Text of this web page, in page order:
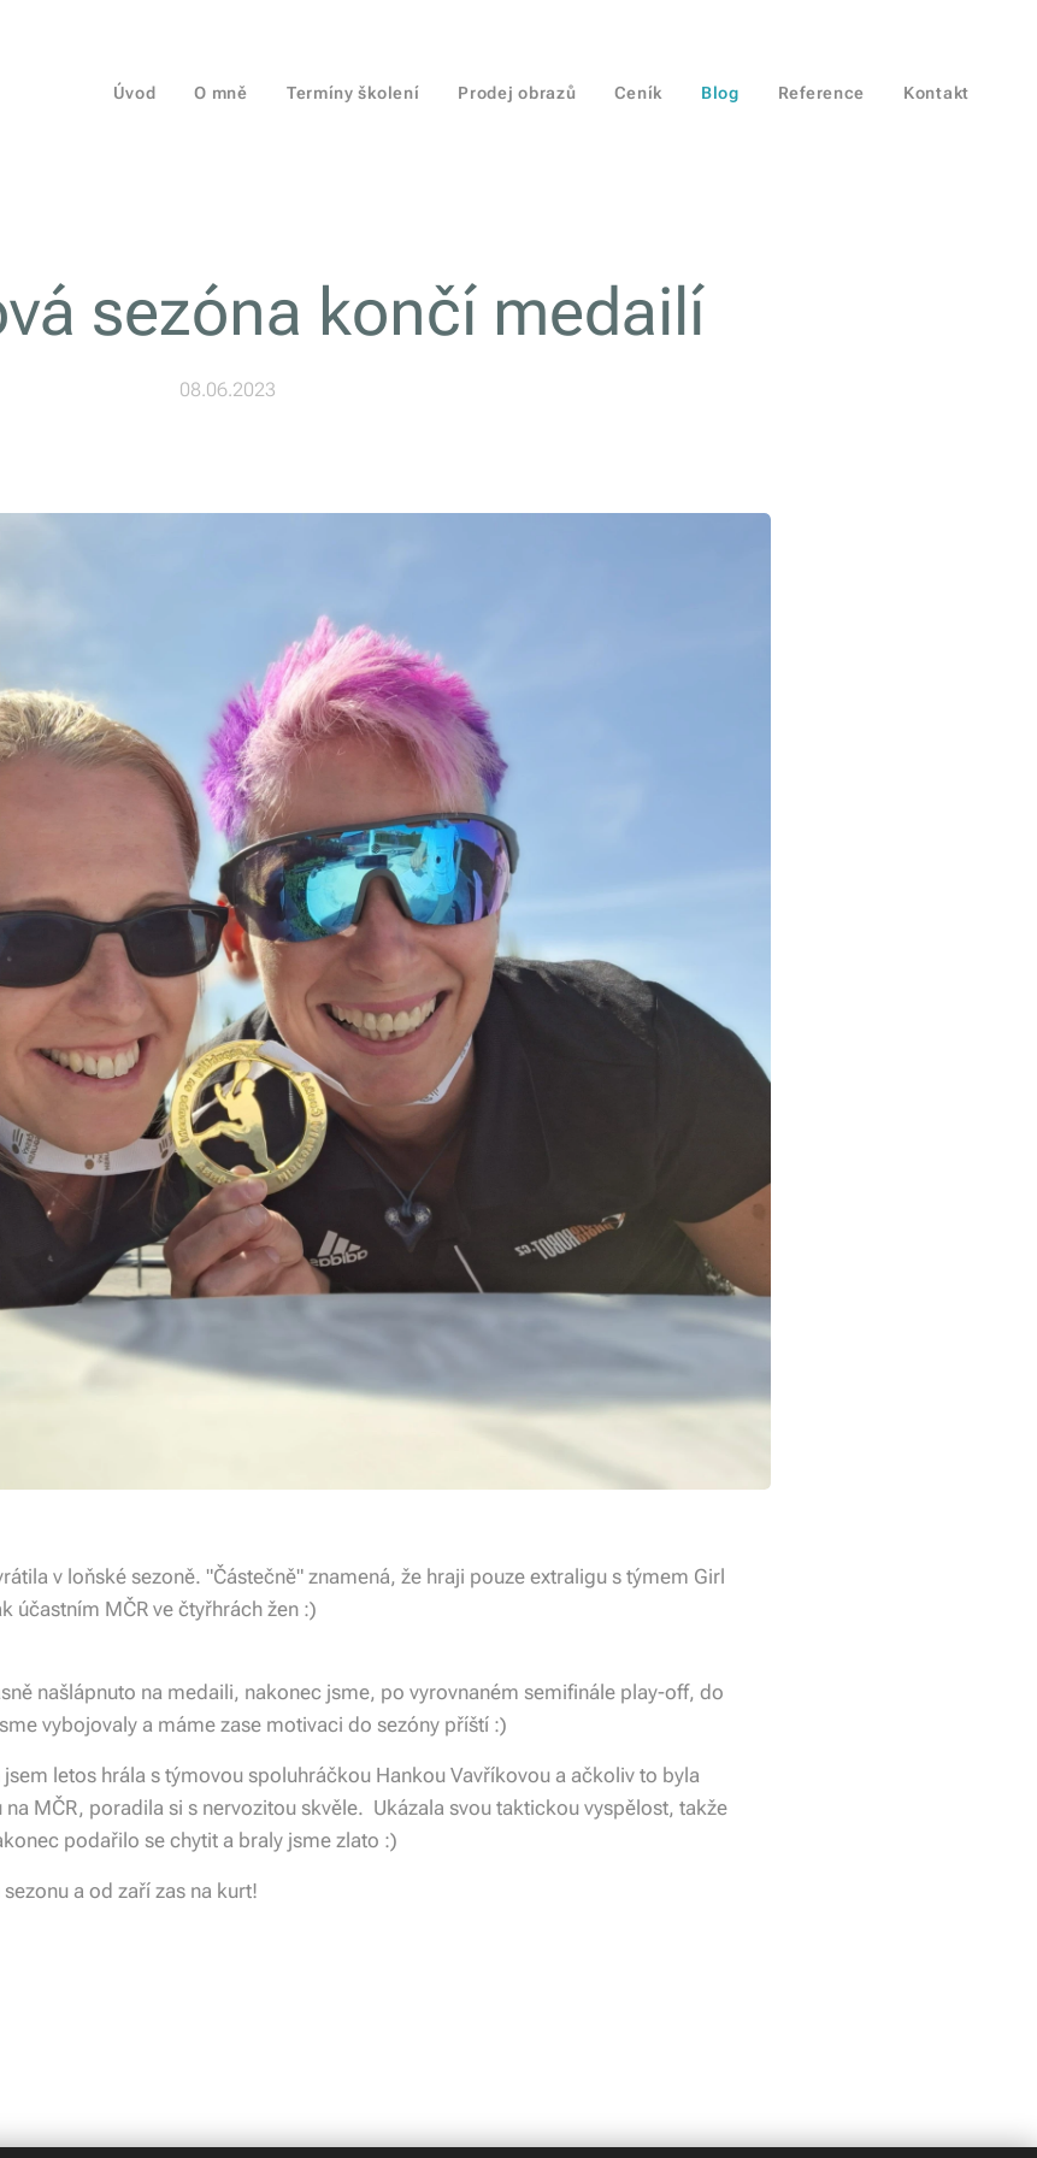
Úvod O mně Termíny školení Prodej obrazů Ceník Blog Reference Kontakt
sezóna končí medailí
08.06.2023
v loňské sezoně. "Částečně" znamená, že hraji pouze extraligu s týmem Girl
účastním MČR ve čtyřhrách žen :)
našlápnuto na medaili, nakonec jsme, po vyrovnaném semifinále play-off, do
vybojovaly a máme zase motivaci do sezóny příští :)
letos hrála s týmovou spoluhráčkou Hankou Vavříkovou a ačkoliv to byla
MČR, poradila si s nervozitou skvěle. Ukázala svou taktickou vyspělost, takže
podařilo se chytit a braly jsme zlato :)
a od zaří zas na kurt!